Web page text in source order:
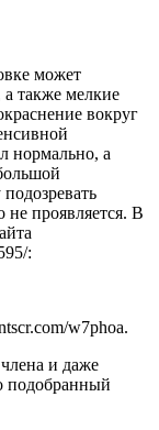
может
также мелкие
вокруг
нормально, а
не проявляется. В
:
w7phoa.
и даже
подобранный